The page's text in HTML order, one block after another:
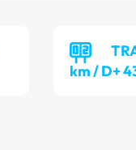
km / D+